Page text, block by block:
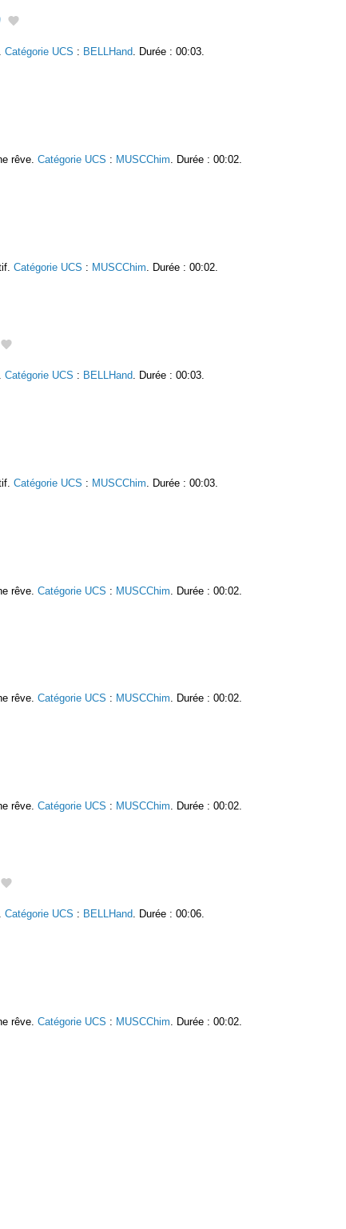
Catégorie UCS : BELLHand. Durée : 00:03.
rêve. Catégorie UCS : MUSCChim. Durée : 00:02.
Catégorie UCS : MUSCChim . Durée : 00:02.
Catégorie UCS : BELLHand . Durée : 00:03.
Catégorie UCS : MUSCChim . Durée : 00:03.
rêve. Catégorie UCS : MUSCChim . Durée : 00:02.
rêve. Catégorie UCS : MUSCChim. Durée : 00:02.
rêve. Catégorie UCS : MUSCChim. Durée : 00:02.
Catégorie UCS : BELLHand. Durée : 00:06.
rêve. Catégorie UCS : MUSCChim . Durée : 00:02.